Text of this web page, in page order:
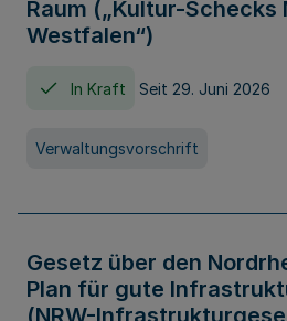
Raum („Kultur-Schecks
Westfalen“)
In Kraft Seit 29. Juni 2026
Verwaltungsvorschrift
Gesetz über den
Plan für gute
(NRW-